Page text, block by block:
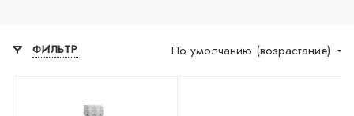
ФИЛЬТР По умолчанию (возрастание)